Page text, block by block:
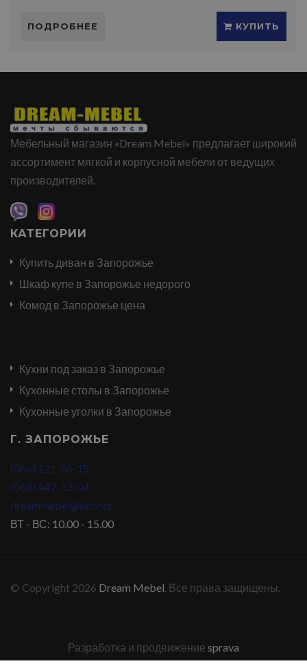
ПОДРОБНЕЕ КУПИТЬ
Мебельный магазин «Dream Mebel» предлагает широкий
ассортимент мягкой и корпусной мебели от ведущих
производителей.
КАТЕГОРИИ
Купить диван в Запорожье
Шкаф купе в Запорожье недорого
Комод в Запорожье цена
Кухни под заказ в Запорожье
Кухонные столы в Запорожье
Кухонные уголки в Запорожье
Г. ЗАПОРОЖЬЕ
(066) 121-06-15
(068) 447-13-04
dreammebel@ukr.net
ВТ - ВС: 10.00 - 15.00
© Copyright 2026 Dream Mebel . Все права защищены.
Разработка и продвижение sprava